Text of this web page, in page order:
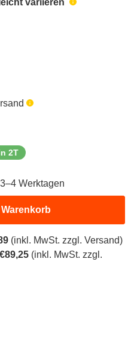
variieren
2T
Werktagen
Warenkorb
(inkl. MwSt. zzgl. Versand)
€89,25 (inkl. MwSt. zzgl.